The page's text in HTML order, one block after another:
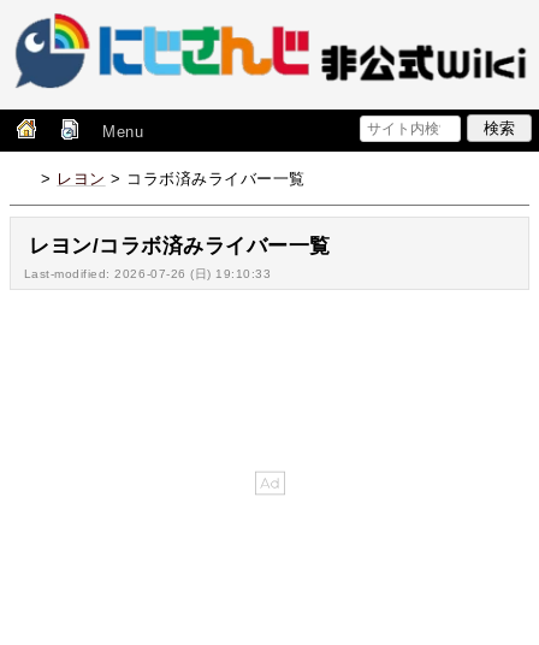
Menu
> レヨン > コラボ済みライバー一覧
レヨン/コラボ済みライバー一覧
Last-modified: 2026-07-26 (日) 19:10:33